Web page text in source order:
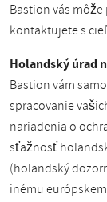
Bastion vás
kontaktujete s
Holandský úrad
Bastion vám
spracovanie
nariadenia o
sťažnosť
(holandský
inému